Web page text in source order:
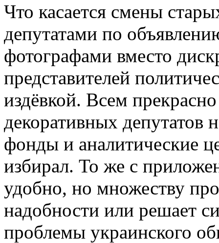
Что касается смены
депутатами по
фотографами вместо
представителей
издёвкой. Всем
декоративных депутатов
фонды и аналитические
избирал. То же с
удобно, но множеству
надобности или решает
проблемы украинского